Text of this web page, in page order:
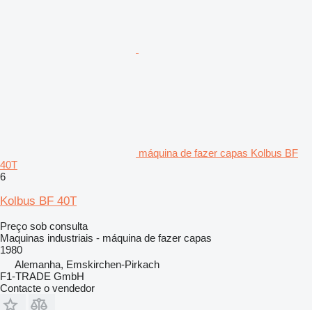
máquina de fazer capas Kolbus BF
40T
6
Kolbus BF 40T
Preço sob consulta
Maquinas industriais - máquina de fazer capas
1980
Alemanha, Emskirchen-Pirkach
F1-TRADE GmbH
Contacte o vendedor